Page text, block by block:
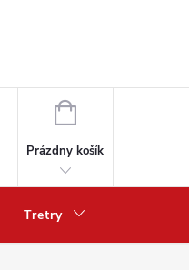
NÁKUPNÝ
Prázdny košík
Tretry